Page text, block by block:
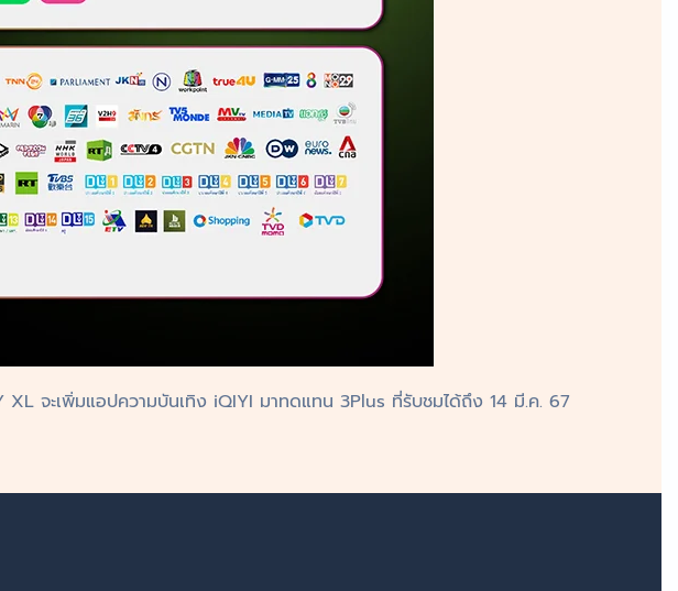
จะเพิ่มแอปความบันเทิง iQIYI มาทดแทน 3Plus ที่รับชมได้ถึง 14 มี.ค. 67